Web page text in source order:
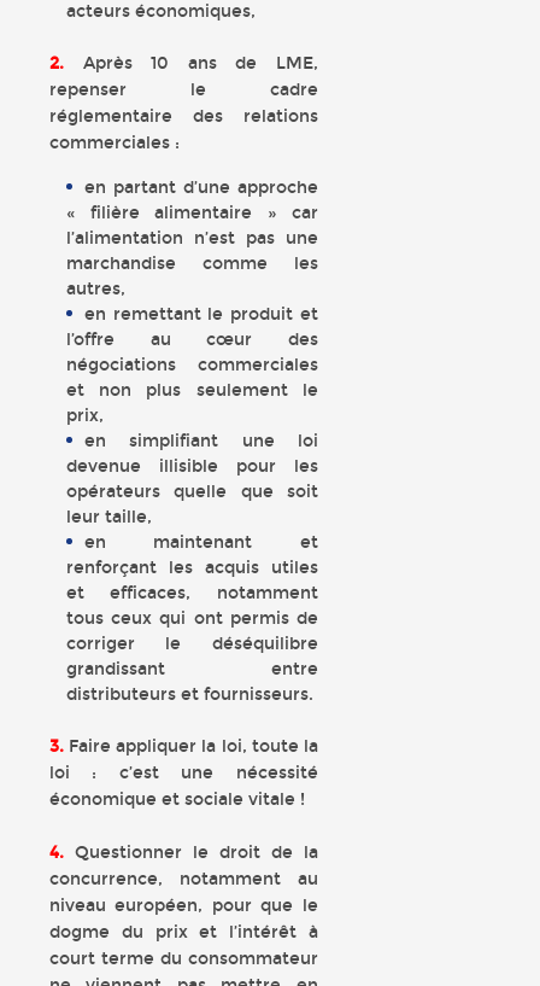
acteurs économiques,
2.
Après 10 ans de LME,
repenser le cadre
réglementaire des relations
commerciales :
en partant d’une approche
« filière alimentaire » car
l’alimentation n’est pas une
marchandise comme les
autres,
en remettant le produit et
l’offre au cœur des
négociations commerciales
et non plus seulement le
prix,
en simplifiant une loi
devenue illisible pour les
opérateurs quelle que soit
leur taille,
en maintenant et
renforçant les acquis utiles
et efficaces, notamment
tous ceux qui ont permis de
corriger le déséquilibre
grandissant entre
distributeurs et fournisseurs.
3. Faire appliquer la loi, toute la
loi : c’est une nécessité
économique et sociale vitale !
4. Questionner le droit de la
concurrence, notamment au
niveau européen, pour que le
dogme du prix et l’intérêt à
court terme du consommateur